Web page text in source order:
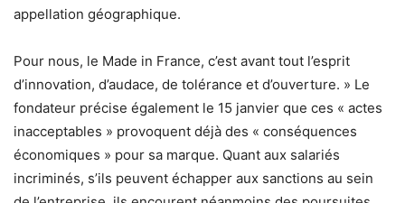
appellation géographique.
Pour nous, le Made in France, c’est avant tout l’esprit
d’innovation, d’audace, de tolérance et d’ouverture. » Le
fondateur précise également le 15 janvier que ces « actes
inacceptables » provoquent déjà des « conséquences
économiques » pour sa marque. Quant aux salariés
incriminés, s’ils peuvent échapper aux sanctions au sein